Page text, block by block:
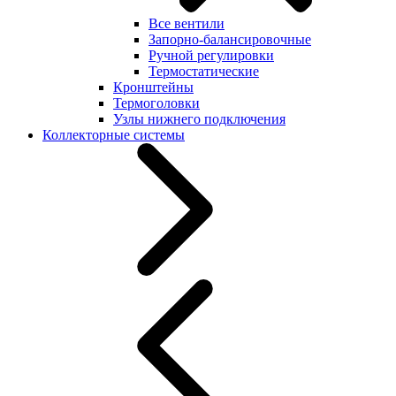
Все вентили
Запорно-балансировочные
Ручной регулировки
Термостатические
Кронштейны
Термоголовки
Узлы нижнего подключения
Коллекторные системы